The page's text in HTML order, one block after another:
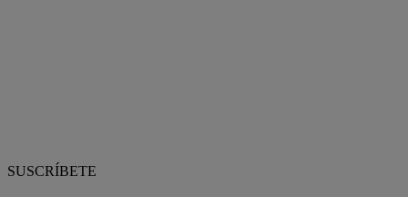
SUSCRÍBETE